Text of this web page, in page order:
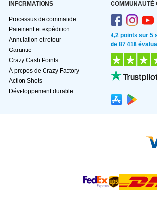
INFORMATIONS
Processus de commande
Paiement et expédition
Annulation et retour
Garantie
Crazy Cash Points
À propos de Crazy Factory
Action Shots
Développement durable
COMMUNAUTÉ
4,2 points sur 5
de 87 418